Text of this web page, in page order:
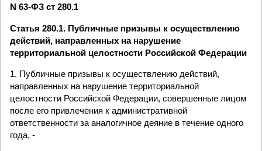
N 63-ФЗ ст 280.1
Статья 280.1. Публичные призывы к осуществлению
действий, направленных на нарушение
территориальной целостности Российской Федерации
1. Публичные призывы к осуществлению действий,
направленных на нарушение территориальной
целостности Российской Федерации, совершенные лицом
после его привлечения к административной
ответственности за аналогичное деяние в течение одного
года, -